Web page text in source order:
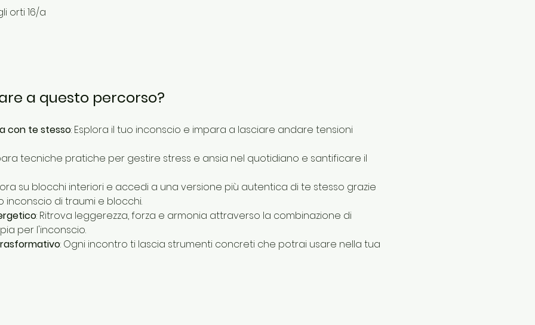
orti 16/a
a questo percorso?
con te stesso: Esplora il tuo inconscio e impara a lasciare andare tensioni
tecniche pratiche per gestire stress e ansia nel quotidiano e santificare il
su blocchi interiori e accedi a una versione più autentica di te stesso grazie
inconscio di traumi e blocchi.
: Ritrova leggerezza, forza e armonia attraverso la combinazione di
per l'inconscio.
: Ogni incontro ti lascia strumenti concreti che potrai usare nella tua